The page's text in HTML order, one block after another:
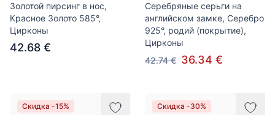
Золотой пирсинг в нос,
Красное Золото 585°,
Цирконы
42.68 €
Серебряные серьги на
английском замке, Серебро
925°, родий (покрытие),
Цирконы
42.74 € 36.34 €
Скидка -15% Скидка -30%